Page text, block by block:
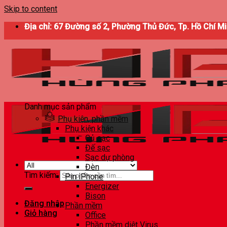
Skip to content
Địa chỉ: 67 Đường số 2, Phường Thủ Đức, Tp. Hồ Chí
Tìm kiếm:
Đăng nhập
Giỏ hàng
Danh mục sản phẩm
Phụ kiện, phần mềm
Phụ kiện khác
Củ sạc
Đế sạc
Sạc dự phòng
Đèn
Pin iPhone
Energizer
Bison
Phần mềm
Office
Phần mềm diệt Virus